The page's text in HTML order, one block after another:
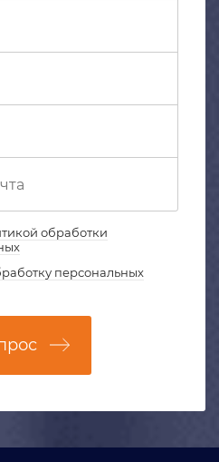
обработки
персональных